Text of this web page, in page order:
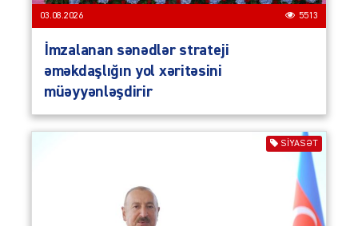
03.08.2026 5513
İmzalanan sənədlər strateji
əməkdaşlığın yol xəritəsini
müəyyənləşdirir
SIYASƏT